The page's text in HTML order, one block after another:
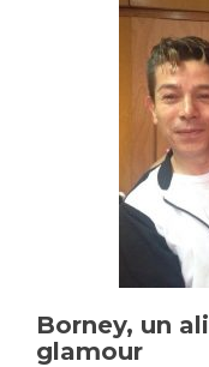
Borney, un
glamour